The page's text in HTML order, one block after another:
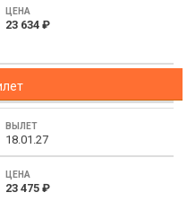
23 634 ₽
18.01.27
23 475 ₽